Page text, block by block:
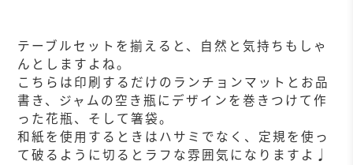
テーブルセットを揃えると、自然と気持ちもしゃ
んとしますよね。
こちらは印刷するだけのランチョンマットとお品
書き、ジャムの空き瓶にデザインを巻きつけて作
った花瓶、そして箸袋。
和紙を使用するときはハサミでなく、定規を使っ
て破るように切るとラフな雰囲気になりますよ♩